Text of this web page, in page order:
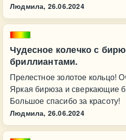
Людмила, 26.06.2024
Чудесное колечко с
бриллиантами.
Прелестное золотое кольцо!
Яркая бирюза и сверкающие
Большое спасибо за красоту!
Людмила, 26.06.2024